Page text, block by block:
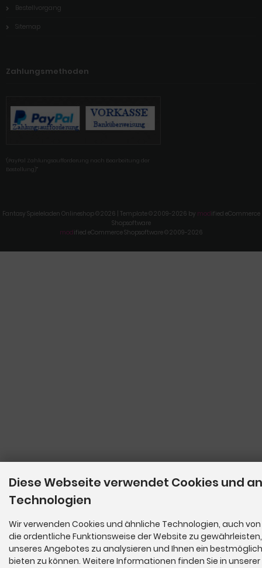
Bestellvorgang
Sitemap
Zahlungsmethoden
'(PayPal Zahlungsaufforderung nach Bearbeitung der
Bestellung)'"
Fantasy Spieleladen Onlineshop © 2026 | Template © 2009-2026 by modified eCommerce
Shopsoftware
modified eCommerce Shopsoftware © 2009-2026
Diese Webseite verwendet Cookies und
Technologien
Wir verwenden Cookies und ähnliche Technologien, auch
die ordentliche Funktionsweise der Website zu
unseres Angebotes zu analysieren und Ihnen ein
bieten zu können. Weitere Informationen finden Sie in unserer